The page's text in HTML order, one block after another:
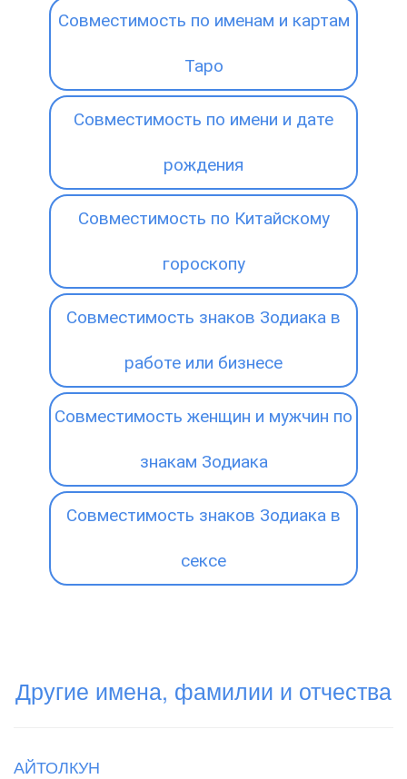
Совместимость по именам и картам
Таро
Совместимость по имени и дате
рождения
Совместимость по Китайскому
гороскопу
Совместимость знаков Зодиака в
работе или бизнесе
Совместимость женщин и мужчин по
знакам Зодиака
Совместимость знаков Зодиака в
сексе
Другие имена, фамилии и отчества
АЙТОЛКУН